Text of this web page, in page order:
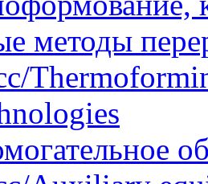
методы